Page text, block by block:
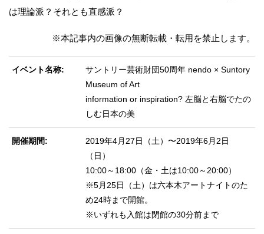
は理論派？それとも直感派？
※本記事内の画像の無断転載・転用を禁止します。
イベント名称
サントリー芸術財団50周年 nendo × Suntory
Museum of Art
information or inspiration? 左脳と右脳でたの
しむ日本の美
開催期間
2019年4月27日（土）〜2019年6月2日
（日）
10:00～18:00（金・土は10:00～20:00）
※5月25日（土）は六本木アートナイトのた
め24時まで開館。
※いずれも入館は閉館の30分前まで